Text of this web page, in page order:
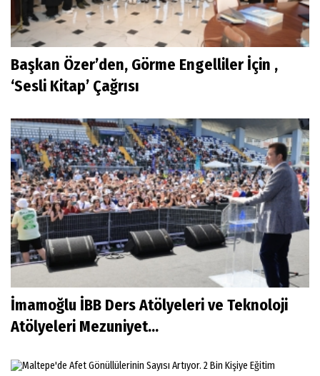
Başkan Özer’den, Görme Engelliler İçin ,
‘Sesli Kitap’ Çağrısı
İmamoğlu İBB Ders Atölyeleri ve Teknoloji
Atölyeleri Mezuniyet...